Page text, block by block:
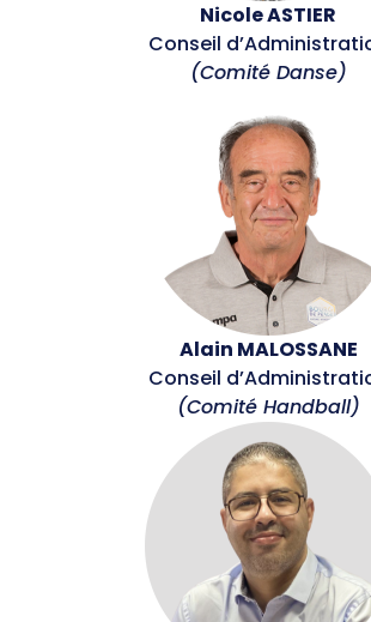
Nicole ASTIER
Conseil
(Comité Danse)
Alain MALOSSANE
Conseil
(Comité Handball)